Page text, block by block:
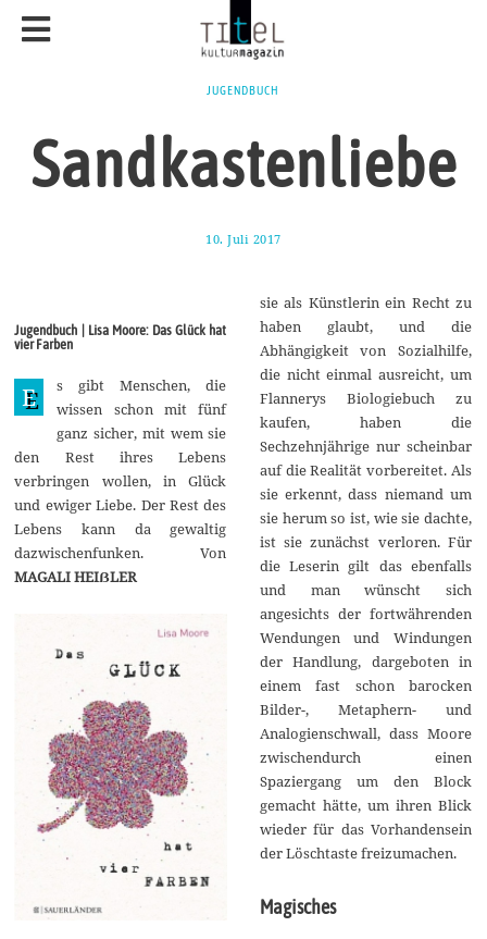
JUGENDBUCH
Sandkastenliebe
10. Juli 2017
u
u
s
2
0
1
Jugendbuch | Lisa Moore: Das Glück hat
vier Farben
E
s gibt Menschen, die
wissen schon mit fünf
ganz sicher, mit wem sie
den Rest ihres Lebens
verbringen wollen, in Glück
und ewiger Liebe. Der Rest des
Lebens kann da gewaltig
dazwischenfunken. Von
MAGALI HEIẞLER
sie als Künstlerin ein Recht zu
haben glaubt, und die
Abhängigkeit von Sozialhilfe,
die nicht einmal ausreicht, um
Flannerys Biologiebuch zu
kaufen, haben die
Sechzehnjährige nur scheinbar
auf die Realität vorbereitet. Als
sie erkennt, dass niemand um
sie herum so ist, wie sie dachte,
ist sie zunächst verloren. Für
die Leserin gilt das ebenfalls
und man wünscht sich
angesichts der fortwährenden
Wendungen und Windungen
der Handlung, dargeboten in
einem fast schon barocken
Bilder-, Metaphern- und
Analogienschwall, dass Moore
zwischendurch einen
Spaziergang um den Block
gemacht hätte, um ihren Blick
wieder für das Vorhandensein
der Löschtaste freizumachen.
Magisches